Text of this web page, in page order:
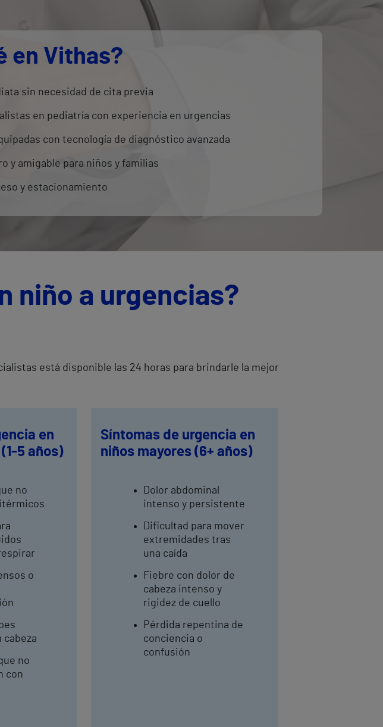
en Vithas?
sin necesidad de cita previa
en pediatría con experiencia en urgencias
con tecnología de diagnóstico avanzada
y amigable para niños y familias
y estacionamiento
niño a urgencias?
está disponible las 24 horas para brindarle la mejor
en
5 años)
no
o
cabeza
no
con
Síntomas de urgencia en
niños mayores (6+ años)
Dolor abdominal
intenso y persistente
Dificultad para mover
extremidades tras
una caída
Fiebre con dolor de
cabeza intenso y
rigidez de cuello
Pérdida repentina de
conciencia o
confusión